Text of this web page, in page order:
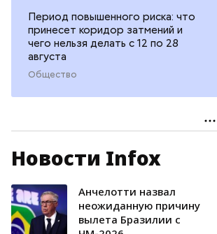
Период повышенного риска: что
принесет коридор затмений и
чего нельзя делать с 12 по 28
августа
Общество
Новости Infox
Анчелотти назвал
неожиданную причину
вылета Бразилии с